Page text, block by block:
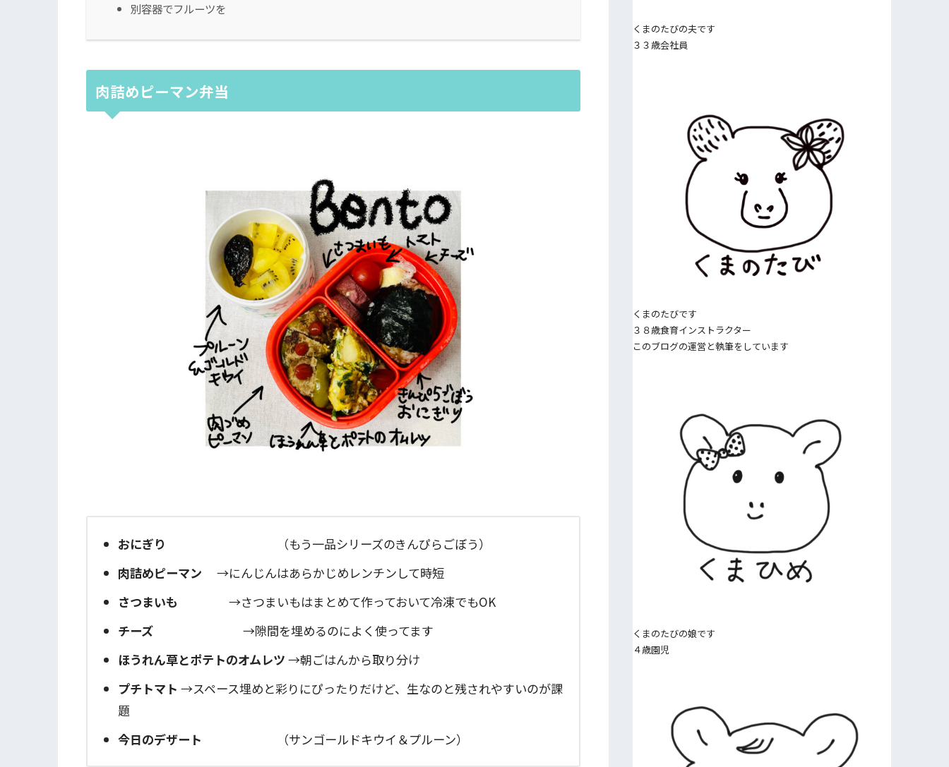
別容器でフルーツを
肉詰めピーマン弁当
おにぎり
（もう一品シリーズのきんぴらごぼう）
肉詰めピーマン →にんじんはあらかじめレンチンして時短
さつまいも →さつまいもはまとめて作っておいて冷凍でもOK
チーズ→隙間を埋めるのによく使ってます
ほうれん草とポテトのオムレツ →朝ごはんから取り分け
プチトマト →スペース埋めと彩りにぴったりだけど、生なのと残されやすいのが課
題
今日のデザート （サンゴールドキウイ＆プルーン）
くまのたびの夫です
３３歳会社員
くまのたびです
３８歳食育インストラクター
このブログの運営と執筆をしています
くまのたびの娘です
４歳園児